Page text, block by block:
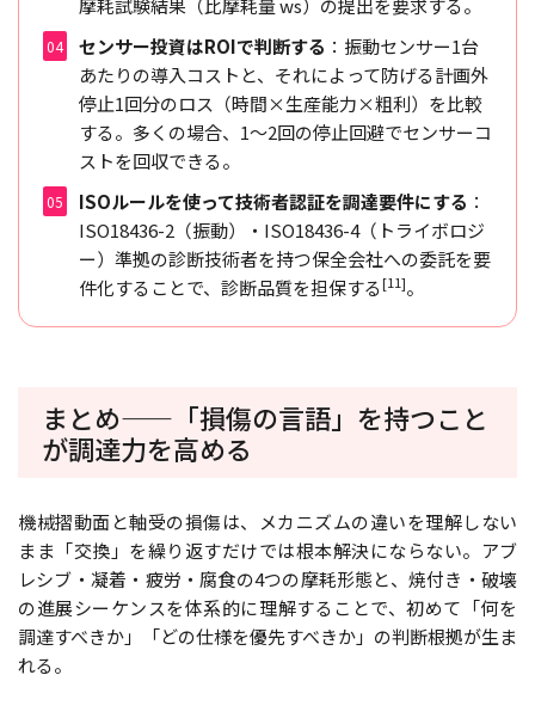
摩耗試験結果（比摩耗量 ws）の提出を要求する。
センサー投資はROIで判断する ：振動センサー1台
あたりの導入コストと、それによって防げる計画外
停止1回分のロス（時間×生産能力×粗利）を比較
する。多くの場合、1〜2回の停止回避でセンサーコ
ストを回収できる。
ISOルールを使って技術者認証を調達要件にする ：
ISO18436-2（振動）・ISO18436-4（トライボロジ
ー）準拠の診断技術者を持つ保全会社への委託を要
件化することで、診断品質を担保する[11]。
まとめ——「損傷の言語」を持つこと
が調達力を高める
機械摺動面と軸受の損傷は、メカニズムの違いを理解しない
まま「交換」を繰り返すだけでは根本解決にならない。アブ
レシブ・凝着・疲労・腐食の4つの摩耗形態と、焼付き・破壊
の進展シーケンスを体系的に理解することで、初めて「何を
調達すべきか」「どの仕様を優先すべきか」の判断根拠が生ま
れる。